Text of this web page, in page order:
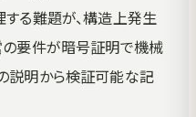
する難題が、構造上発生
の要件が暗号証明で機械
説明から検証可能な記